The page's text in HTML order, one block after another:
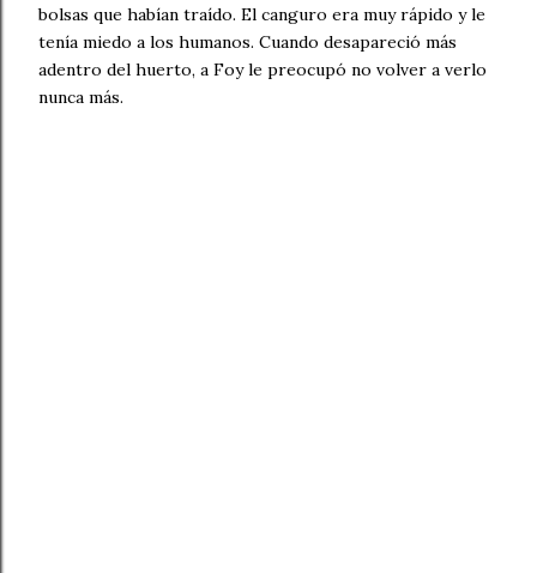
bolsas que habían traído. El canguro era muy rápido y le
tenía miedo a los humanos. Cuando desapareció más
adentro del huerto, a Foy le preocupó no volver a verlo
nunca más.